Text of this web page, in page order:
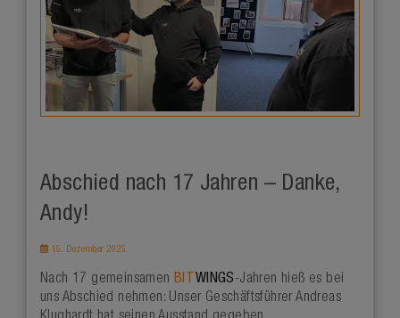
Abschied nach 17 Jahren – Danke,
Andy!
15. Dezember 2025
Nach 17 gemeinsamen BIT WINGS-Jahren hieß es bei
uns Abschied nehmen: Unser Geschäftsführer Andreas